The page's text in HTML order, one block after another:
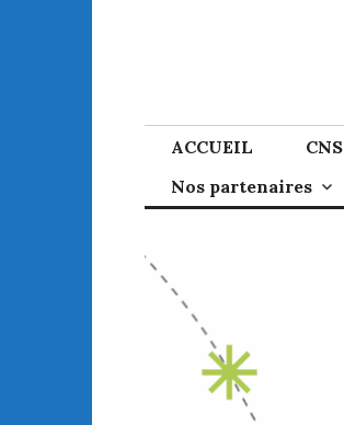
ACCUEIL CNS
Nos partenaires